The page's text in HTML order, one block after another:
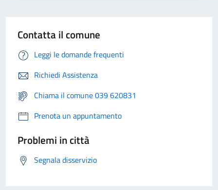
Contatta il comune
Leggi le domande frequenti
Richiedi Assistenza
Chiama il comune 039 620831
Prenota un appuntamento
Problemi in città
Segnala disservizio